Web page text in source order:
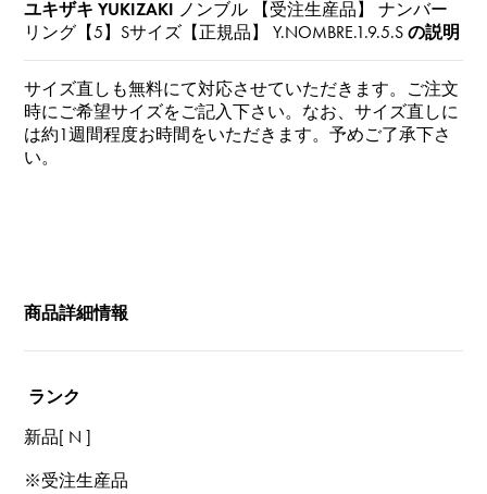
ユキザキ YUKIZAKI ノンブル 【受注生産品】 ナンバー
リング【5】Sサイズ【正規品】
Y.NOMBRE.1.9.5.S の説明
サイズ直しも無料にて対応させていただきます。ご注文
時にご希望サイズをご記入下さい。なお、サイズ直しに
は約1週間程度お時間をいただきます。予めご了承下さ
い。
商品詳細情報
ランク
新品[ N ]
※受注生産品